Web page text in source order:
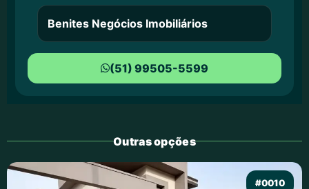
Benites Negócios Imobiliários
(51) 99505-5599
Outras opções
#0010